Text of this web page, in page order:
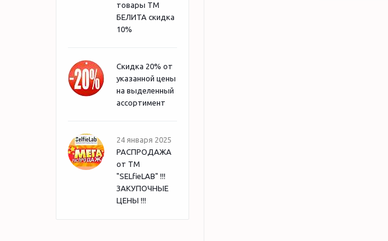
товары ТМ
БЕЛИТА скидка
10%
Скидка 20% от
указанной цены
на выделенный
ассортимент
24 января 2025
РАСПРОДАЖА
от ТМ
"SELfieLAB" !!!
ЗАКУПОЧНЫЕ
ЦЕНЫ !!!